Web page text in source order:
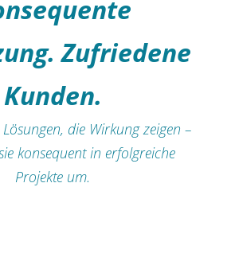
Zufriedene
Kunden.
die Wirkung zeigen –
konsequent in erfolgreiche
Projekte um.